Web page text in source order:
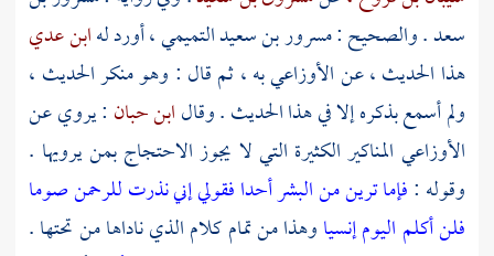
سعد. والصحيح :مسرور بن سعيد التميمي ،أورد لهابن عدي
هذا الحديث ، عنالأوزاعيبه ، ثم قال : وهو منكر الحديث ،
ولم أسمع بذكره إلا في هذا الحديث . وقالابن حبان : يروي عن
الأوزاعي المناكير الكثيرة التي لا يجوز الاحتجاج بمن يرويها .
وقوله :فإما ترين من البشر أحدا فقولي إني نذرت للرحمن صوما
فلن أكلم اليوم إنسياوهذا من تمام كلام الذي ناداها من تحتها .